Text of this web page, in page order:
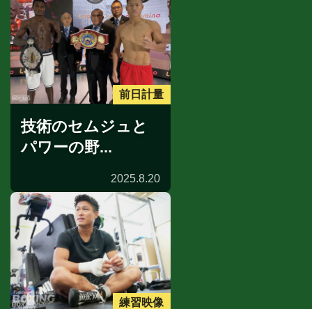
前日計量
技術のセムジュと
パワーの野...
2025.8.20
練習映像